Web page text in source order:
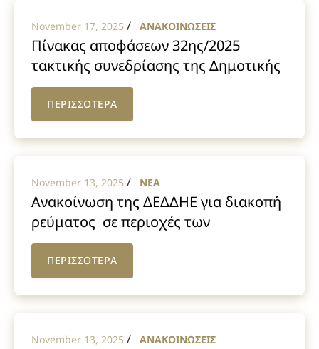
November 17, 2025 / ΑΝΑΚΟΙΝΩΣΕΙΣ
Πίνακας αποφάσεων 32ης/2025
τακτικής συνεδρίασης της Δημοτικής
Επιτροπής
ΠΕΡΙΣΣΟΤΕΡΑ
November 13, 2025 / NEA
Ανακοίνωση της ΔΕΔΔΗΕ για διακοπή
ρεύματος σε περιοχές των
Οινοφύτων την Παρασκευή
14/11/2025 και την Κυριακή
16/11/2025
ΠΕΡΙΣΣΟΤΕΡΑ
November 13, 2025 / ΑΝΑΚΟΙΝΩΣΕΙΣ